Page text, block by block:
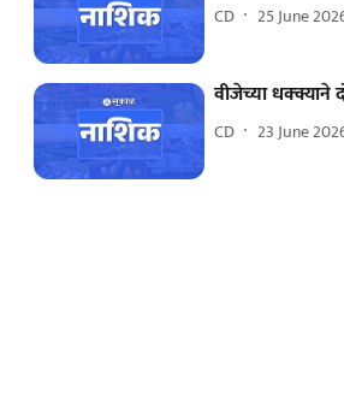
CD 25 June
वीजेच्या धक्क्याने
CD 23 June